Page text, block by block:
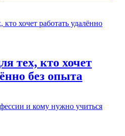
тех, кто хочет
без опыта